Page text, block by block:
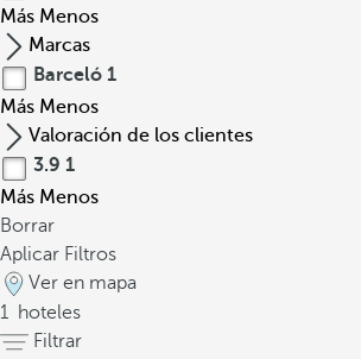
Más Menos
Marcas
Barceló 1
Más Menos
Valoración de los clientes
3.9 1
Más Menos
Borrar
Aplicar Filtros
Ver en mapa
1 hoteles
Filtrar